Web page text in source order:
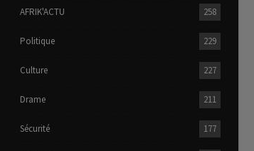
AFRIK'ACTU 258
Politique 229
Culture 227
Drame 211
Sécurité 177